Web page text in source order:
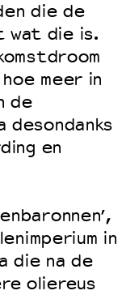
die de
wat die is.
meer in
de
en
in
die na de
oliereus